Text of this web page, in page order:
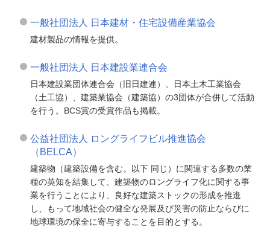
一般社団法人 日本建材・住宅設備産業協会
建材製品の情報を提供。
一般社団法人 日本建設業連合会
日本建設業団体連合会（旧日建連）、日本土木工業協会
（土工協）、建築業協会（建築協）の3団体が合併して活動
を行う。BCS賞の受賞作品も掲載。
公益社団法人 ロングライフビル推進協会
（BELCA）
建築物（建築設備を含む。以下 同じ）に関連する多数の業
種の英知を結集して、建築物のロングライフ化に関する事
業を行うことにより、良好な建築ストックの形成を推進
し、もって地域社会の健全な発展及び災害の防止ならびに
地球環境の保全に寄与することを目的とする。